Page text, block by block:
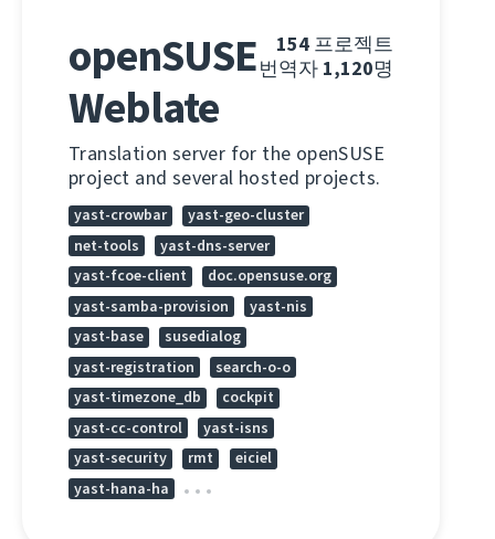
154 프로젝트
번역자 1,120명
openSUSE
Weblate
Translation server for the openSUSE
project and several hosted projects.
yast-crowbar
yast-geo-cluster
net-tools
yast-dns-server
yast-fcoe-client
doc.opensuse.org
yast-samba-provision
yast-nis
yast-base
susedialog
yast-registration
search-o-o
yast-timezone_db
cockpit
yast-cc-control
yast-isns
yast-security
rmt
eiciel
yast-hana-ha